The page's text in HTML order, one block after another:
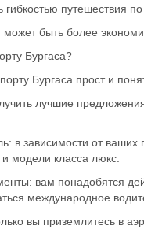
путешествия
быть более
Бургаса?
Бургаса прост и
лучшие
в зависимости от ваших
модели класса люкс.
вам понадобятся
международное
вы приземлитесь в